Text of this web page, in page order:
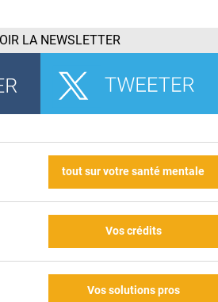
LA NEWSLETTER
tout sur votre santé mentale
Vos crédits
Vos solutions pros